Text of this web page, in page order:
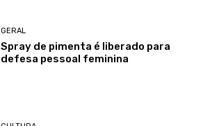
GERAL
Spray de pimenta é liberado para
defesa pessoal feminina